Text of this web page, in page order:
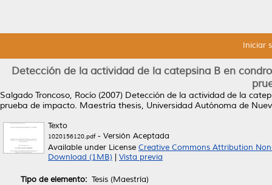
Iniciar
Detección de la actividad de la catepsina B en
Salgado Troncoso, Rocío (2007) Detección de la actividad de la
prueba de impacto. Maestría thesis, Universidad Autónoma de
Texto
1020156120.pdf- Versión Aceptada
Available under License Creative Commons Attribution
Download (1MB)
Vista previa
Tipo de elemento: Tesis (Maestría)